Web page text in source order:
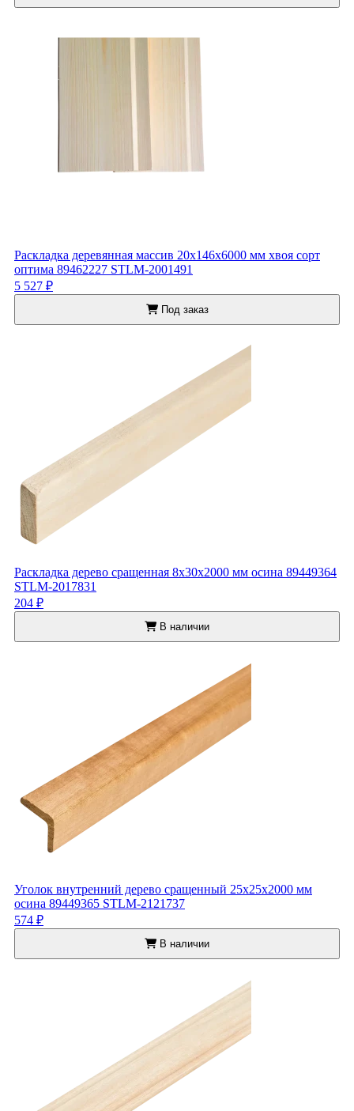
Раскладка деревянная массив 20x146x6000 мм хвоя сорт
оптима 89462227 STLM-2001491
5 527 ₽
Под заказ
Раскладка дерево сращенная 8x30x2000 мм осина 89449364
STLM-2017831
204 ₽
В наличии
Уголок внутренний дерево сращенный 25x25x2000 мм
осина 89449365 STLM-2121737
574 ₽
В наличии